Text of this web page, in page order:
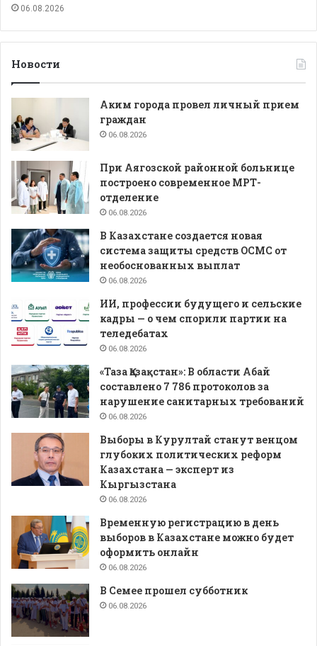
06.08.2026
Новости
Аким города провел личный прием
граждан
06.08.2026
При Аягозской районной больнице
построено современное МРТ-
отделение
06.08.2026
В Казахстане создается новая
система защиты средств ОСМС от
необоснованных выплат
06.08.2026
ИИ, профессии будущего и сельские
кадры — о чем спорили партии на
теледебатах
06.08.2026
«Таза Қазақстан»: В области Абай
составлено 7 786 протоколов за
нарушение санитарных требований
06.08.2026
Выборы в Курултай станут венцом
глубоких политических реформ
Казахстана — эксперт из
Кыргызстана
06.08.2026
Временную регистрацию в день
выборов в Казахстане можно будет
оформить онлайн
06.08.2026
В Семее прошел субботник
06.08.2026